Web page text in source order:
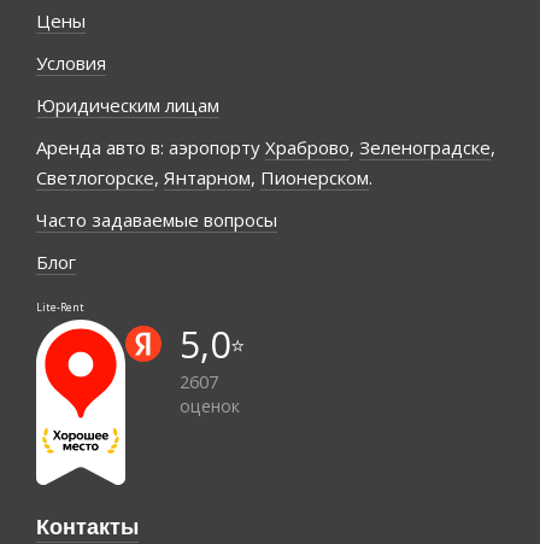
Цены
Условия
Юридическим лицам
Аренда авто в: аэропорту Храброво, Зеленоградске,
Светлогорске, Янтарном, Пионерском.
Часто задаваемые вопросы
Блог
Lite-Rent
5,0⭐️
2607
оценок
Контакты